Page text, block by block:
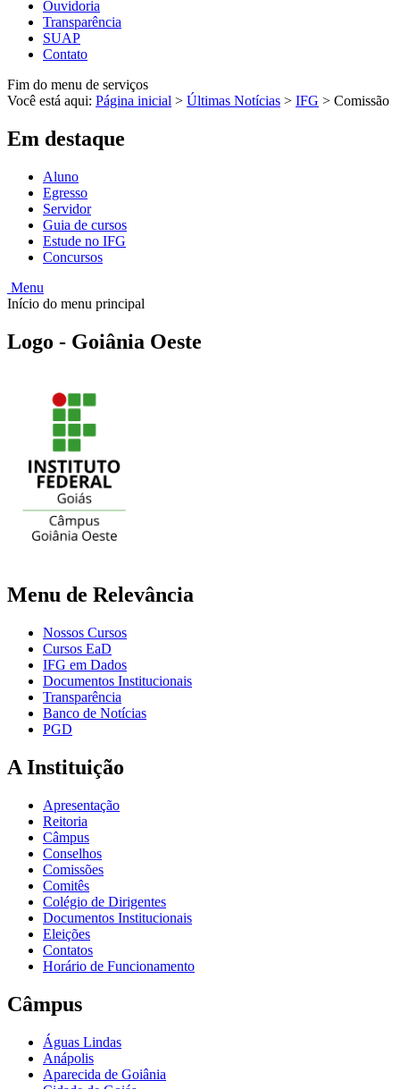
Ouvidoria
Transparência
SUAP
Contato
Fim do menu de serviços
Você está aqui: Página inicial > Últimas Notícias > IFG > Comissão
Em destaque
Aluno
Egresso
Servidor
Guia de cursos
Estude no IFG
Concursos
Menu
Início do menu principal
Logo - Goiânia Oeste
Menu de Relevância
Nossos Cursos
Cursos EaD
IFG em Dados
Documentos Institucionais
Transparência
Banco de Notícias
PGD
A Instituição
Apresentação
Reitoria
Câmpus
Conselhos
Comissões
Comitês
Colégio de Dirigentes
Documentos Institucionais
Eleições
Contatos
Horário de Funcionamento
Câmpus
Águas Lindas
Anápolis
Aparecida de Goiânia